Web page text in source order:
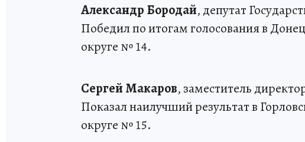
Александр Бородай, депутат
Победил по итогам голосования в
округе № 14.
Сергей Макаров, заместитель
Показал наилучший результат в
округе № 15.